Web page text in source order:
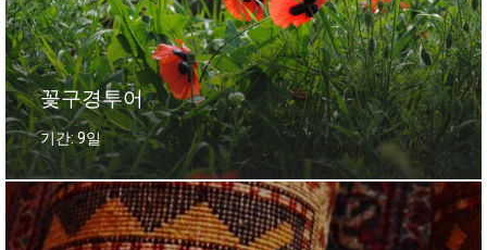
꽃구경투어
기간: 9일